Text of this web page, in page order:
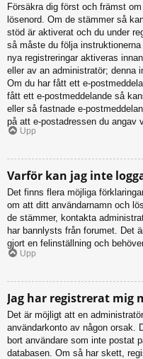
Försäkra dig först och främst
lösenord. Om de stämmer så
stöd är aktiverat och du under
så måste du följa
nya registreringar aktiveras
eller av an administratör; denna
Om du har fått ett e-
fått ett e-postmeddelande så
eller så fastnade e-
på att e-postadressen du angav
Upp
Varför kan jag inte
Det finns flera möjliga
om att ditt användarnamn och
de stämmer, kontakta
har bannlysts från forumet. Det
gjort en felinställning och
Upp
Jag har registrerat mig
Det är möjligt att en
användarkonto av någon orsak.
bort användare som inte postat
databasen. Om så har skett,